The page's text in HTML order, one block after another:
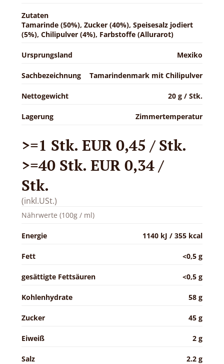
Zutaten
Tamarinde (50%), Zucker (40%), Speisesalz jodiert
(5%), Chilipulver (4%), Farbstoffe (Allurarot)
Ursprungsland Mexiko
Sachbezeichnung Tamarindenmark mit Chilipulver
Nettogewicht 20 g / Stk.
Lagerung Zimmertemperatur
>=1 Stk. EUR 0,45 / Stk.
>=40 Stk. EUR 0,34 /
Stk.
(inkl.USt.)
Nährwerte (100g / ml)
Energie 1140 kJ / 355 kcal
Fett <0,5 g
gesättigte Fettsäuren <0,5 g
Kohlenhydrate 58 g
Zucker 45 g
Eiweiß 2 g
Salz 2.2 g